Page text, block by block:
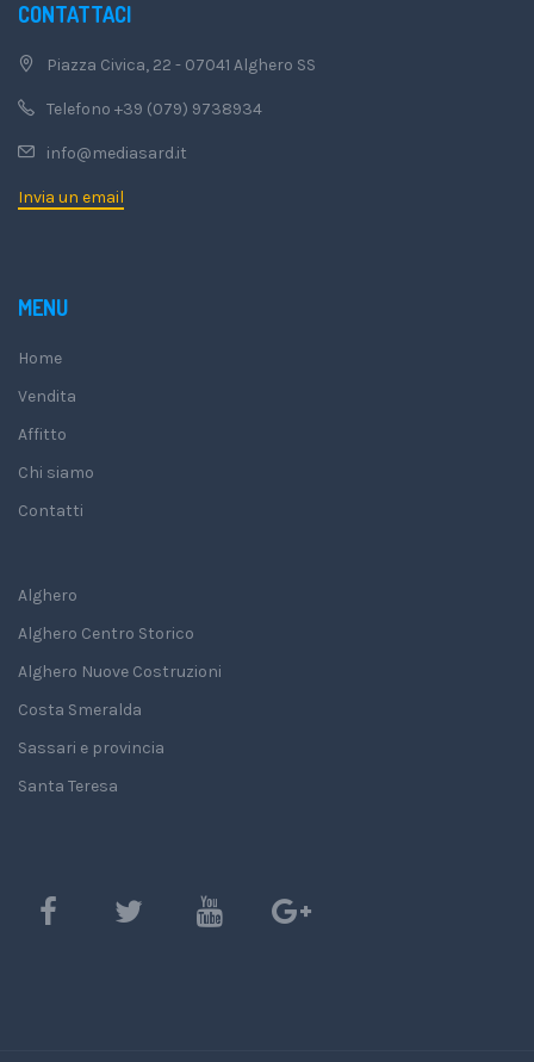
CONTATTACI
Piazza Civica, 22 - 07041 Alghero SS
Telefono +39 (079) 9738934
info@mediasard.it
Invia un email
MENU
Home
Vendita
Affitto
Chi siamo
Contatti
Alghero
Alghero Centro Storico
Alghero Nuove Costruzioni
Costa Smeralda
Sassari e provincia
Santa Teresa